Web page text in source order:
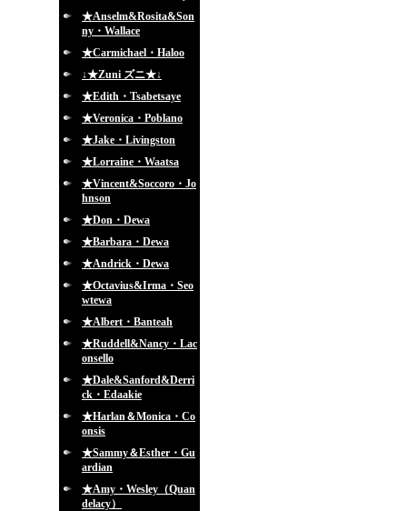
★Anselm&Rosita&Son
ny・Wallace
★Carmichael・Haloo
↓★Zuni ズニ★↓
★Edith・Tsabetsaye
★Veronica・Poblano
★Jake・Livingston
★Lorraine・Waatsa
★Vincent&Soccoro・Jo
hnson
★Don・Dewa
★Barbara・Dewa
★Andrick・Dewa
★Octavius&Irma・Seo
wtewa
★Albert・Banteah
★Ruddell&Nancy・Lac
onsello
★Dale&Sanford&Derri
ck・Edaakie
★Harlan＆Monica・Co
onsis
★Sammy＆Esther・Gu
ardian
★Amy・Wesley（Quan
delacy）